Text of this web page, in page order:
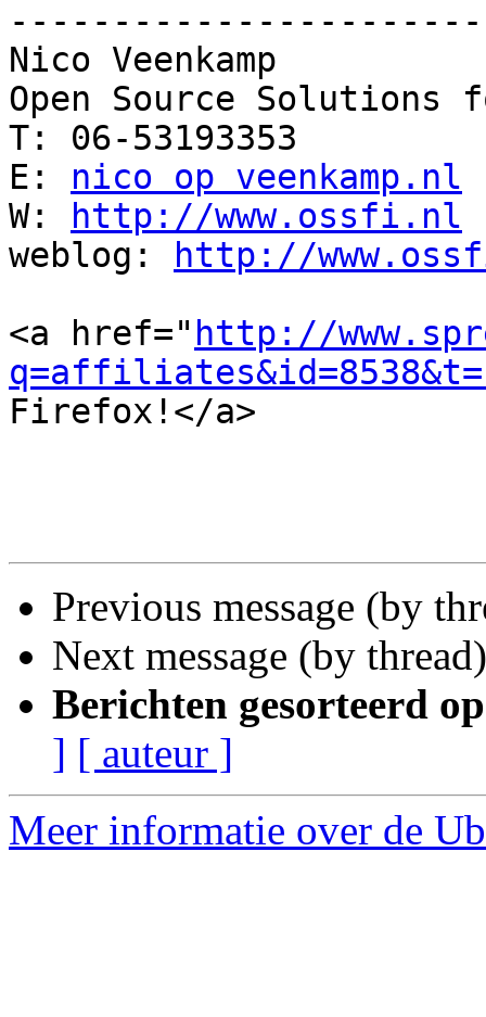
Nico Veenkamp
Open Source
T: 06-53193353
E: nico op veenkamp.nl
W:
http://www.ossfi.nl
weblog:
http://
<a href=" http://
Firefox!</a>
Previous message (by
Next message (by
Berichten gesorteerd
] [ auteur ]
Meer informatie over de